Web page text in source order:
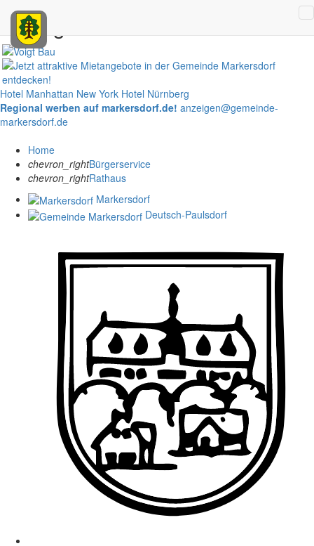
Anzeigen
Hotel Manhattan New York Hotel Nürnberg
Regional werben auf markersdorf.de! anzeigen@gemeinde-
markersdorf.de
Home
chevron_rightBürgerservice
chevron_rightRathaus
Markersdorf
Deutsch-Paulsdorf